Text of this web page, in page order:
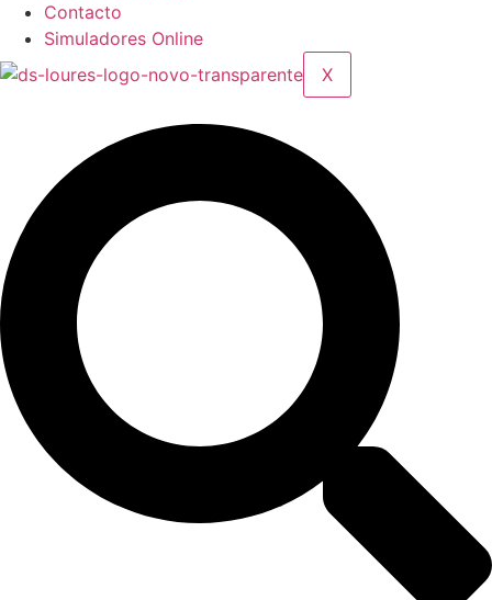
Contacto
Simuladores Online
X